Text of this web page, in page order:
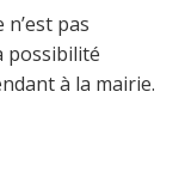
pas
possibilité
à la mairie.